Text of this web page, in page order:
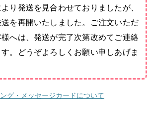
り発送を見合わせておりましたが、
を再開いたしました。ご注文いただ
へは、発送が完了次第改めてご連絡
。どうぞよろしくお願い申しあげま